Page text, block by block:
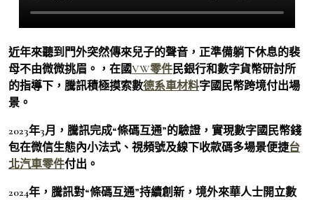
近年來聽到門外突然傳來兒子的聲音，正準備躺下休息的裴
母不由微微挑眉。，在國VW零件民銀行和數字貨幣研討所
的指導下，騰訊積極摸索數德系車材料字國民幣跨境付出場
景。
2023年3月，騰訊完成“條碼互通”的驗證，實現數字國民幣錢
包在微信生態內小法式、視頻號及線下收款碼多場景便捷台
北汽車零件付出。
2024年，騰訊對“條碼互通”持續創新，境外來華人士開立數